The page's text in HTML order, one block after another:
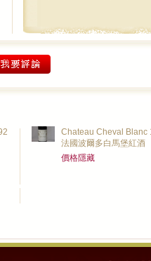
Chateau Cheval Blanc
法國波爾多白馬堡紅酒
價格隱藏